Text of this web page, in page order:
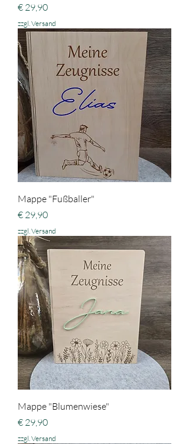
Preis
€ 29,90
zzgl. Versand
Mappe "Fußballer"
Preis
€ 29,90
zzgl. Versand
Mappe "Blumenwiese"
Preis
€ 29,90
zzgl. Versand